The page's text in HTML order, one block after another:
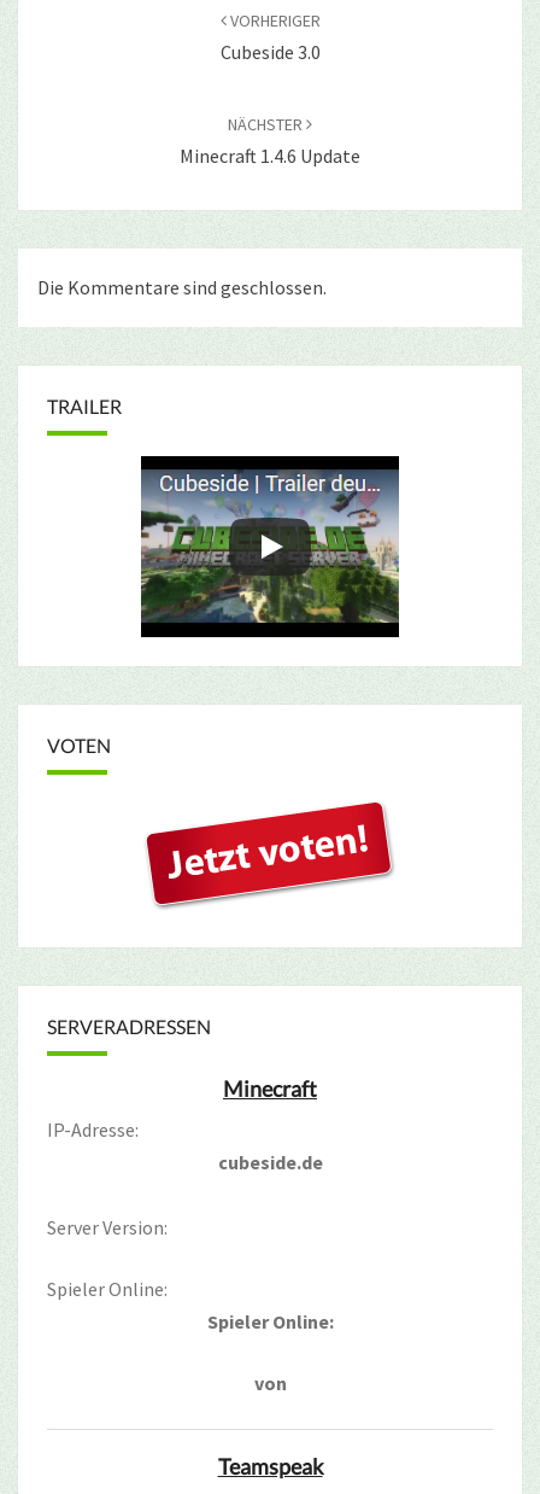
VORHERIGER
Cubeside 3.0
NÄCHSTER
Minecraft 1.4.6 Update
Die Kommentare sind geschlossen.
TRAILER
VOTEN
SERVERADRESSEN
Minecraft
IP-Adresse:
cubeside.de
Server Version:
Spieler Online:
Spieler Online:
von
Teamspeak